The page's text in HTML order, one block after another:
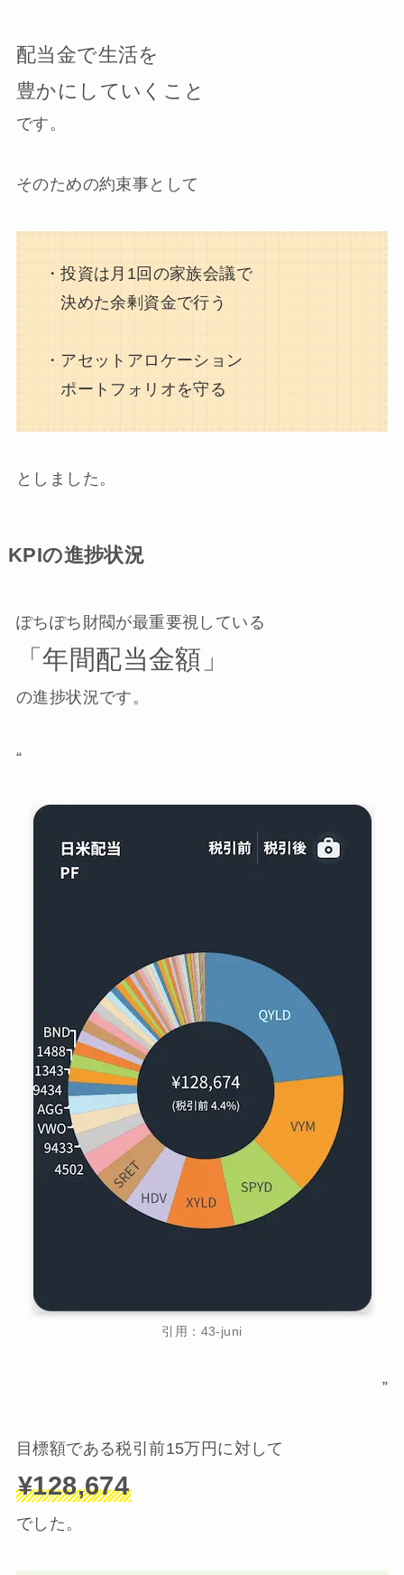
配当金で生活を
豊かにしていくこと
です。
そのための約束事として
・投資は月1回の家族会議で
決めた余剰資金で行う
・アセットアロケーション
ポートフォリオを守る
としました。
KPIの進捗状況
ぽちぽち財閥が最重要視している
「年間配当金額」
の進捗状況です。
“
引用：43-juni
”
目標額である税引前15万円に対して
¥128,674
でした。